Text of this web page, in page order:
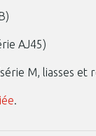
AJ45)
M, liasses et
.